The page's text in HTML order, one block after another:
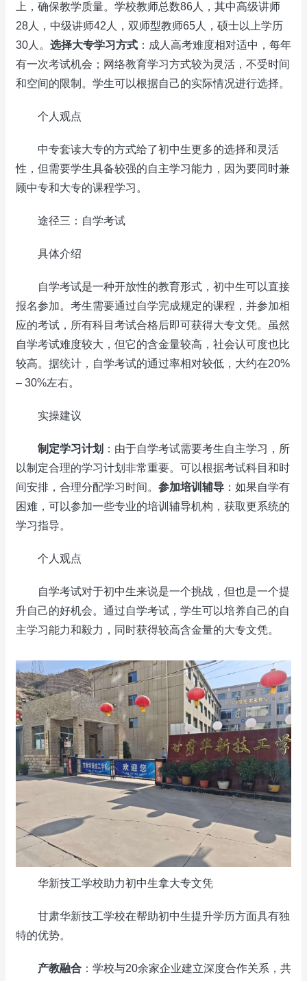
上，确保教学质量。学校教师总数86人，其中高级讲师
28人，中级讲师42人，双师型教师65人，硕士以上学历
30人。 选择大专学习方式 ：成人高考难度相对适中，每年
有一次考试机会；网络教育学习方式较为灵活，不受时间
和空间的限制。学生可以根据自己的实际情况进行选择。
个人观点
中专套读大专的方式给了初中生更多的选择和灵活
性，但需要学生具备较强的自主学习能力，因为要同时兼
顾中专和大专的课程学习。
途径三：自学考试
具体介绍
自学考试是一种开放性的教育形式，初中生可以直接
报名参加。考生需要通过自学完成规定的课程，并参加相
应的考试，所有科目考试合格后即可获得大专文凭。虽然
自学考试难度较大，但它的含金量较高，社会认可度也比
较高。据统计，自学考试的通过率相对较低，大约在20%
– 30%左右。
实操建议
制定学习计划 ：由于自学考试需要考生自主学习，所
以制定合理的学习计划非常重要。可以根据考试科目和时
间安排，合理分配学习时间。 参加培训辅导 ：如果自学有
困难，可以参加一些专业的培训辅导机构，获取更系统的
学习指导。
个人观点
自学考试对于初中生来说是一个挑战，但也是一个提
升自己的好机会。通过自学考试，学生可以培养自己的自
主学习能力和毅力，同时获得较高含金量的大专文凭。
华新技工学校助力初中生拿大专文凭
甘肃华新技工学校在帮助初中生提升学历方面具有独
特的优势。
产教融合 ：学校与20余家企业建立深度合作关系，共